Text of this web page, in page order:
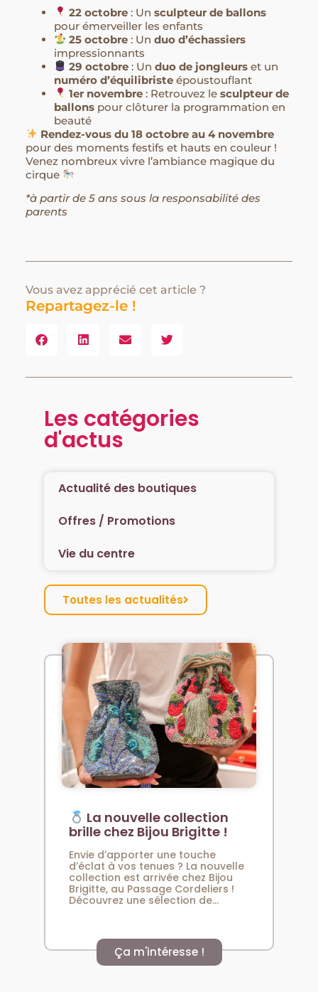
22 octobre : Unsculpteur de ballons
pour émerveiller les enfants
25 octobre : Unduo d’échassiers
impressionnants
29 octobre : Unduo de jongleurs et un
numéro d’équilibriste époustouflant
1er novembre : Retrouvez lesculpteur de
ballons pour clôturer la programmation en
beauté
Rendez-vous du 18 octobre au 4 novembre
pour des moments festifs et hauts en couleur !
Venez nombreux vivre l’ambiance magique du
cirque
*à partir de 5 ans sous la responsabilité des
parents
Vous avez apprécié cet article ?
Repartagez-le !
Les catégories
d'actus
Actualité des boutiques
Offres / Promotions
Vie du centre
Toutes les actualités
La nouvelle collection
brille chez Bijou Brigitte !
Envie d’apporter une touche
d’éclat à vos tenues ? La nouvelle
collection est arrivée chez Bijou
Brigitte, au Passage Cordeliers !
Découvrez une sélection de...
Ça m'intéresse !